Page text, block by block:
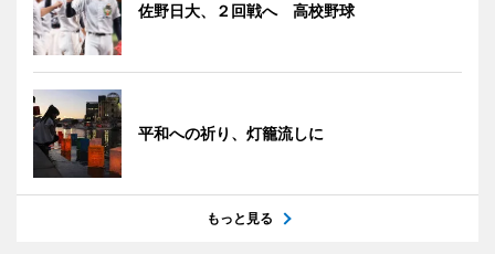
佐野日大、２回戦へ 高校野球
平和への祈り、灯籠流しに
もっと見る